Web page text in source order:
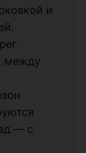
и
между
— с